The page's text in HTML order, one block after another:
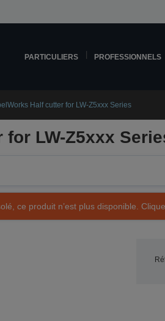
PARTICULIERS PROFESSIONNELS
Half cutter for LW-Z5xxx Series
LW-Z5xxx
ce produit n’est plus disponible.